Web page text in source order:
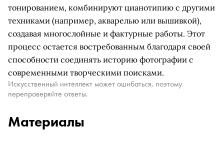
тонированием, комбинируют цианотипию с другими
техниками (например, акварелью или вышивкой),
создавая многослойные и фактурные работы. Этот
процесс остается востребованным благодаря своей
способности соединять историю фотографии с
современными творческими поисками.
Искусственный интеллект может ошибаться, поэтому
перепроверяйте ответы.
Материалы